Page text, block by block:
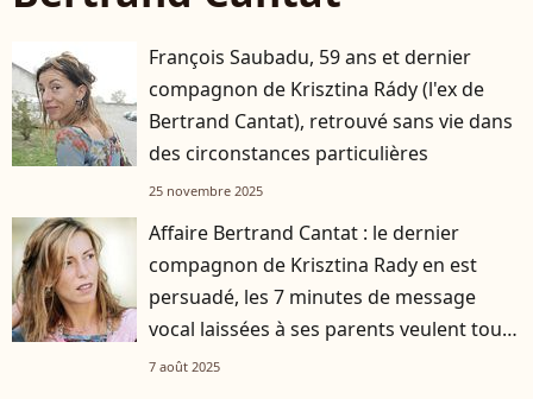
François Saubadu, 59 ans et dernier
compagnon de Krisztina Rády (l'ex de
Bertrand Cantat), retrouvé sans vie dans
des circonstances particulières
25 novembre 2025
Affaire Bertrand Cantat : le dernier
compagnon de Krisztina Rady en est
persuadé, les 7 minutes de message
vocal laissées à ses parents veulent tout
dire
7 août 2025